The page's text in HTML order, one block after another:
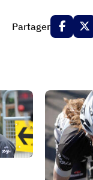
Partager